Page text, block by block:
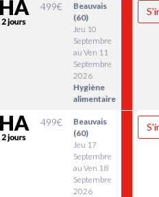
499€
Beauvais
(60)
Jeu 10
Septembre
au Ven 11
Septembre
2026
Hygiène
alimentaire
499€
Beauvais
(60)
Jeu 17
Septembre
au Ven 18
Septembre
2026